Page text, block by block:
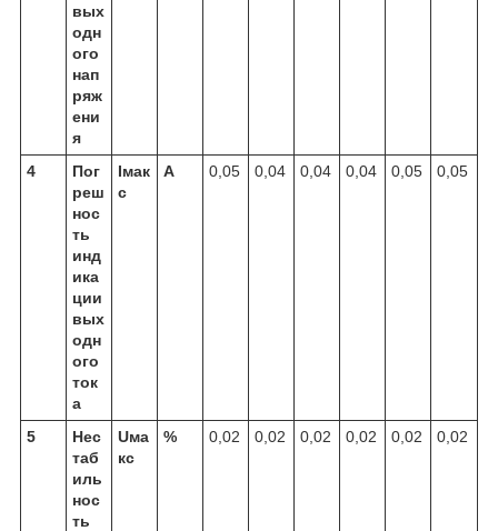
вых
одн
ого
нап
ряж
ени
я
4
Пог
реш
нос
ть
инд
ика
ции
вых
одн
ого
ток
а
Iмак
с
А 0,05 0,04 0,04 0,04 0,05 0,05
5
Нес
таб
иль
нос
ть
Uма
кс
% 0,02 0,02 0,02 0,02 0,02 0,02